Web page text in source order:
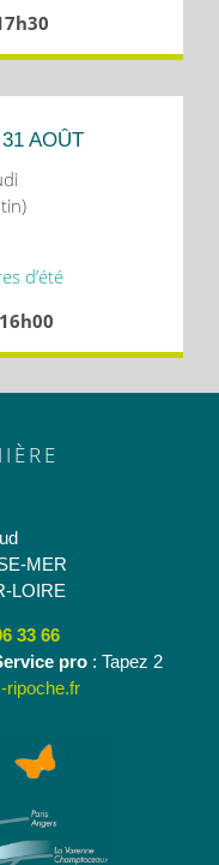
AOÛT
d’été
MER
LOIRE
33 66
pro: Tapez 2
ripoche.fr